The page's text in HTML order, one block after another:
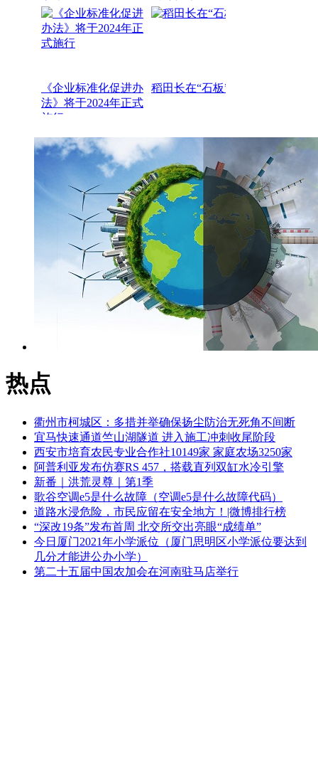
《企业标准化促进办
法》将于2024年正式
施行
稻田长在“石板”上
热点
衢州市柯城区：多措并举确保扬尘防治无死角不间断
宜马快速通道竺山湖隧道 进入施工冲刺收尾阶段
西安市培育农民专业合作社10149家 家庭农场3250家
阿普利亚发布仿赛RS 457，搭载直列双缸水冷引擎
新番｜洪荒灵尊｜第1季
歌谷空调e5是什么故障（空调e5是什么故障代码）
道路水浸危险，市民应留在安全地方！|微博排行榜
“深改19条”发布首周 北交所交出亮眼“成绩单”
今日厦门2021年小学派位（厦门思明区小学派位要达到
几分才能进公办小学）
第二十五届中国农加会在河南驻马店举行